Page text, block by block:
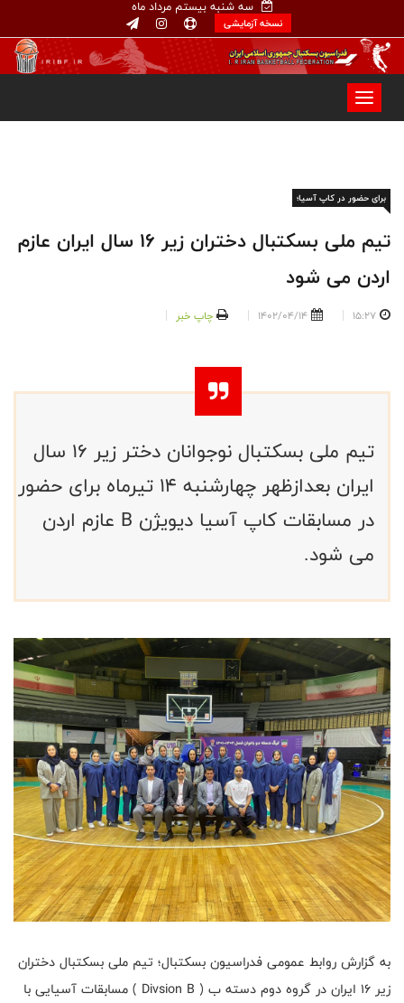
سه شنبه بیستم مرداد ماه
نسخه آزمایشی
برای حضور در کاپ آسیا؛
تیم ملی بسکتبال دختران زیر ۱۶ سال ایران عازم
اردن می شود
15:27
1402/04/14 چاپ خبر
تیم ملی بسکتبال نوجوانان دختر زیر ۱۶ سال
ایران بعدازظهر چهارشنبه ۱۴ تیرماه برای حضور
در مسابقات کاپ آسیا دیویژن B عازم اردن
می شود.
به گزارش روابط عمومی فدراسیون بسکتبال؛ تیم ملی بسکتبال دختران
زیر ۱۶ ایران در گروه دوم دسته ب ( Divsion B ) مسابقات آسیایی با